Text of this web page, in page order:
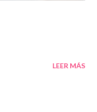
LEER MÁS